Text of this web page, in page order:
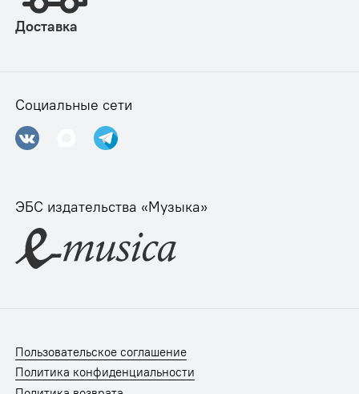
Доставка
Социальные сети
ЭБС издательства «Музыка»
Пользовательское соглашение
Политика конфиденциальности